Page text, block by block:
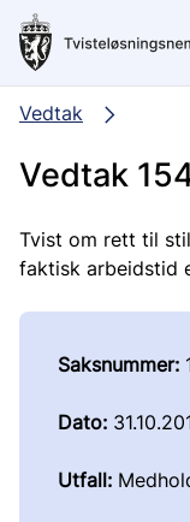
Hopp
hovedinnhold
Vedtak
Vedtak
Tvist om rett til
faktisk arbeidstid
Saksnummer:
Dato:
Utfall: